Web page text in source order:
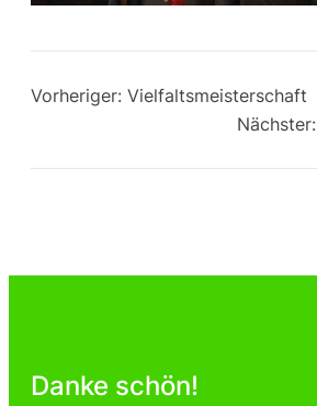
Vorheriger: Vielfaltsmeisterschaft
Nächster:
Danke schön!